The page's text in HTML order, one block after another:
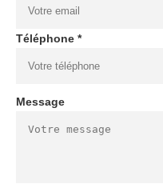
Téléphone *
Message